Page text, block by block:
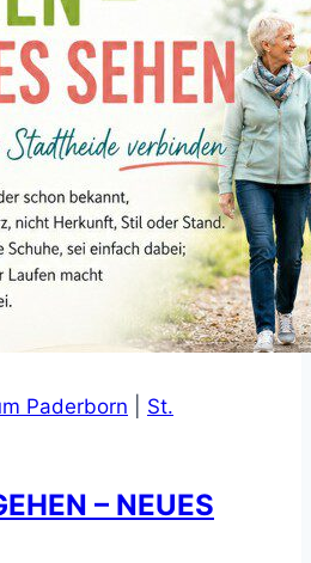
Paderborn
St.
– NEUES